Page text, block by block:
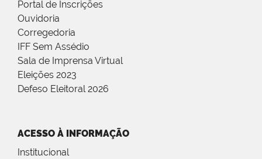
Portal de Inscrições
Ouvidoria
Corregedoria
IFF Sem Assédio
Sala de Imprensa Virtual
Eleições 2023
Defeso Eleitoral 2026
ACESSO À INFORMAÇÃO
Institucional